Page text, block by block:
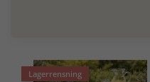
Lagerrensning